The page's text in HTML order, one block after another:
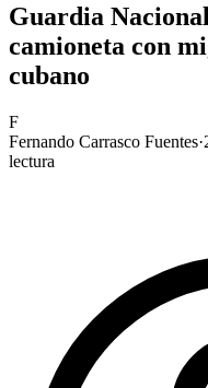
Guardia
camioneta con
cubano
F
Fernando Carrasco Fuentes·
lectura